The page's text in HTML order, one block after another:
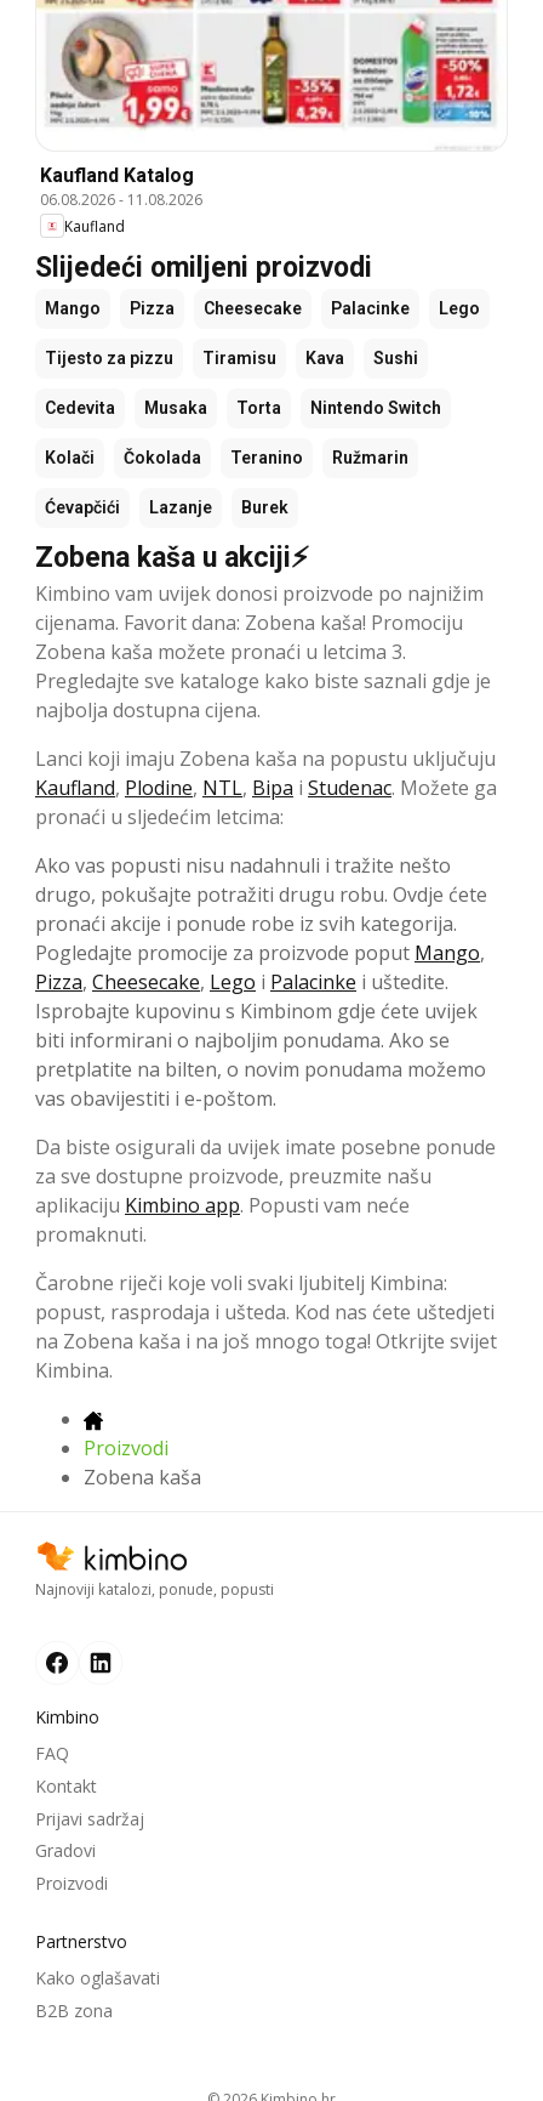
Kaufland Katalog
06.08.2026- 11.08.2026
Kaufland
Slijedeći omiljeni proizvodi
Mango Pizza Cheesecake Palacinke Lego
Tijesto za pizzu Tiramisu Kava Sushi
Cedevita Musaka Torta Nintendo Switch
Kolači Čokolada Teranino Ružmarin
Ćevapčići Lazanje Burek
Zobena kaša u akciji⚡
Kimbino vam uvijek donosi proizvode po najnižim
cijenama. Favorit dana: Zobena kaša! Promociju
Zobena kaša možete pronaći u letcima 3.
Pregledajte sve kataloge kako biste saznali gdje je
najbolja dostupna cijena.
Lanci koji imaju Zobena kaša na popustu uključuju
Kaufland, Plodine, NTL, Bipa i Studenac. Možete ga
pronaći u sljedećim letcima:
Ako vas popusti nisu nadahnuli i tražite nešto
drugo, pokušajte potražiti drugu robu. Ovdje ćete
pronaći akcije i ponude robe iz svih kategorija.
Pogledajte promocije za proizvode poput Mango,
Pizza, Cheesecake, Lego i Palacinke i uštedite.
Isprobajte kupovinu s Kimbinom gdje ćete uvijek
biti informirani o najboljim ponudama. Ako se
pretplatite na bilten, o novim ponudama možemo
vas obavijestiti i e-poštom.
Da biste osigurali da uvijek imate posebne ponude
za sve dostupne proizvode, preuzmite našu
aplikaciju Kimbino app. Popusti vam neće
promaknuti.
Čarobne riječi koje voli svaki ljubitelj Kimbina:
popust, rasprodaja i ušteda. Kod nas ćete uštedjeti
na Zobena kaša i na još mnogo toga! Otkrijte svijet
Kimbina.
Proizvodi
Zobena kaša
Najnoviji katalozi, ponude, popusti
Kimbino
FAQ
Kontakt
Prijavi sadržaj
Gradovi
Proizvodi
Partnerstvo
Kako oglašavati
B2B zona